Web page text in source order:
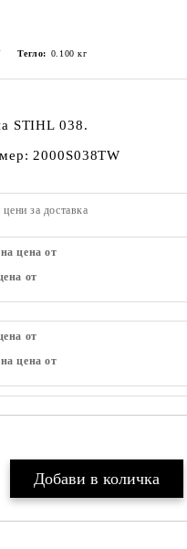
Тегло: 0.100 кг
STIHL 038.
2000S038TW
за доставка
цена от
от
от
цена от